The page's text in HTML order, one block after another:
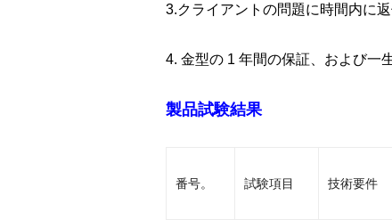
3.クライアントの問題に時間内に
4. 金型の 1 年間の保証、および一
製品試験結果
番号。 試験項目 技術要件